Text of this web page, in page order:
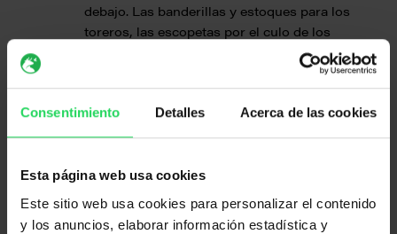
Consentimiento Detalles Acerca de las cookies
Esta página web usa cookies
Este sitio web usa cookies para personalizar el contenido
y los anuncios, elaborar información estadística y
debajo. Las banderillas y estoques para los
toreros, las escopetas por el culo de los
Responder
Banqueros, políticos, iglesia, empresarios
condenados en casos de corrupción y/o
maltrato SON los responsables de